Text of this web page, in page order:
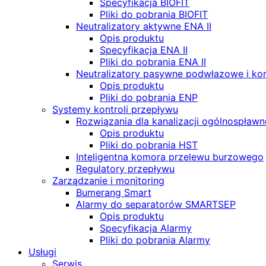
Specyfikacja BIOFIT
Pliki do pobrania BIOFIT
Neutralizatory aktywne ENA II
Opis produktu
Specyfikacja ENA II
Pliki do pobrania ENA II
Neutralizatory pasywne podwłazowe i
Opis produktu
Pliki do pobrania ENP
Systemy kontroli przepływu
Rozwiązania dla kanalizacji
Opis produktu
Pliki do pobrania HST
Inteligentna komora przelewu burzowego
Regulatory przepływu
Zarządzanie i monitoring
Bumerang Smart
Alarmy do separatorów SMARTSEP
Opis produktu
Specyfikacja Alarmy
Pliki do pobrania Alarmy
Usługi
Serwis